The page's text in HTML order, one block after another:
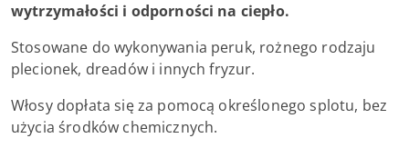
wytrzymałości i odporności na ciepło.
Stosowane do wykonywania peruk, rożnego rodzaju
plecionek, dreadów i innych fryzur.
Włosy dopłata się za pomocą określonego splotu, bez
użycia środków chemicznych.